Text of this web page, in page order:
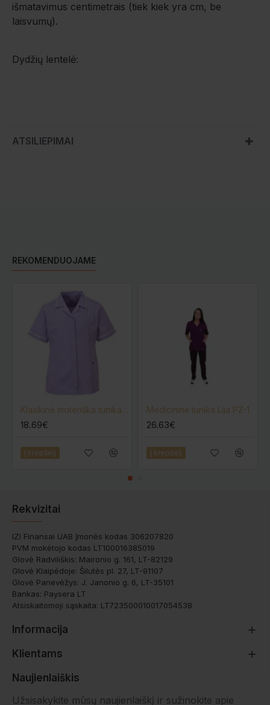
išmatavimus centimetrais (tiek kiek yra cm, be
laisvumų).
Dydžių lentelė:
ATSILIEPIMAI
REKOMENDUOJAME
Klasikinė moteriška tunika PORTWEST LW20
18.69€
Į krepšelį
Medicininė tunika Lija PZ-1
26.63€
Į krepšelį
Rekvizitai
IZI Finansai UAB Įmonės kodas 306207820
PVM mokėtojo kodas LT100016385019
Glovė Radviliškis: Maironio g. 161, LT-82129
Glovė Klaipėdoje: Šilutės pl. 27, LT-91107
Glovė Panevėžys: J. Janonio g. 6, LT-35101
Bankas: Paysera LT
Atsiskaitomoji sąskaita: LT723500010017054538
Informacija
Klientams
Naujienlaiškis
Užsisakykite mūsų naujienlaiškį ir sužinokite apie